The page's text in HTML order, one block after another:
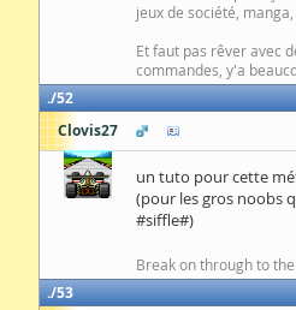
jeux de société,
Et faut pas rêver avec
commandes, y'a
52
Clovis27
un tuto pour cette
(pour les gros noobs
#siffle#)
Break on through to
53